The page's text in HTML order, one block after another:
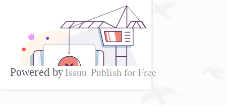
Powered byIssuu Publish for Free